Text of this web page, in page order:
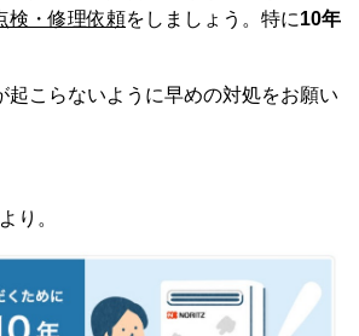
検・修理依頼をしましょう。特に10年
起こらないように早めの対処をお願い
り。